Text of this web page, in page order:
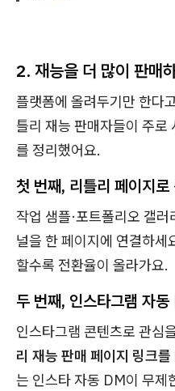
2. 재능을 더 많이 판매
플랫폼에 올려두기만 한다
틀리 재능 판매자들이 주로
를 정리했어요.
첫 번째, 리틀리 페이지로
작업 샘플·포트폴리오 갤
널을 한 페이지에 연결하세
할수록 전환율이 올라가요.
두 번째, 인스타그램 자
인스타그램 콘텐츠로 관심
리 재능 판매 페이지 링크
는 인스타 자동 DM이 무제